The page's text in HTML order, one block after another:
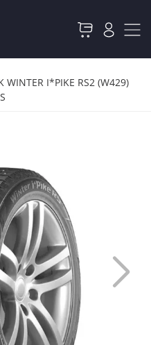
WINTER I*PIKE RS2 (W429)